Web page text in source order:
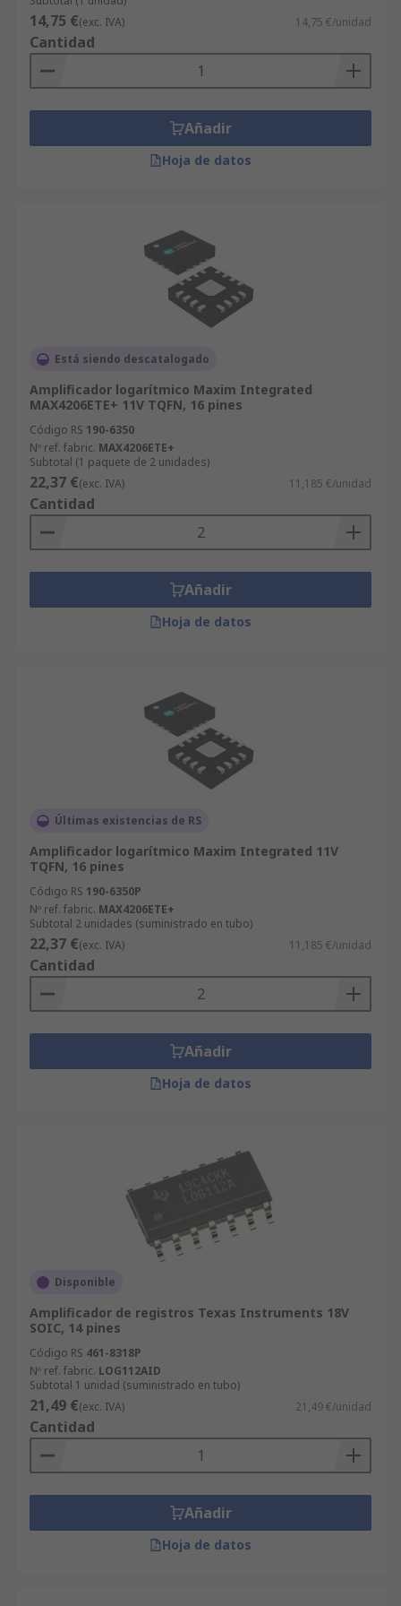
14,75 €(exc. IVA) 14,75 €/unidad
Cantidad
Añadir
Hoja de datos
Está siendo descatalogado
Amplificador logarítmico Maxim Integrated
MAX4206ETE+ 11V TQFN, 16 pines
Código RS 190-6350
Nº ref. fabric. MAX4206ETE+
Subtotal (1 paquete de 2 unidades)
22,37 €(exc. IVA) 11,185 €/unidad
Cantidad
Añadir
Hoja de datos
Últimas existencias de RS
Amplificador logarítmico Maxim Integrated 11V
TQFN, 16 pines
Código RS 190-6350P
Nº ref. fabric. MAX4206ETE+
Subtotal 2 unidades (suministrado en tubo)
22,37 €(exc. IVA) 11,185 €/unidad
Cantidad
Añadir
Hoja de datos
Disponible
Amplificador de registros Texas Instruments 18V
SOIC, 14 pines
Código RS 461-8318P
Nº ref. fabric. LOG112AID
Subtotal 1 unidad (suministrado en tubo)
21,49 €(exc. IVA) 21,49 €/unidad
Cantidad
Añadir
Hoja de datos